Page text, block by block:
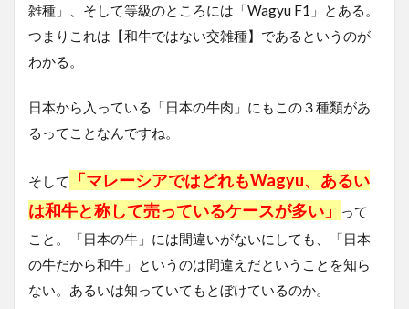
雑種 」、そして等級のところには「Wagyu F1」とある。
つまりこれは【和牛ではない交雑種】であるというのが
わかる。
日本から入っている「日本の牛肉」にもこの３種類があ
る ってことなんですね。
そして
「マレーシアではどれもWagyu、あるい
は和牛と称して売っているケースが多い」
って
こと。「日本の牛」には間違いがないにしても、「日本
の牛だから和牛」というのは間違えだということを知ら
ない。あるいは知っていてもとぼけているのか。